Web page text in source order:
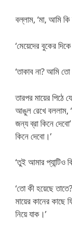
বল্লাম, ‘মা, আমি কি
‘মেয়েদের বুকের
‘তাকাব না? আমি
তারপর মায়ের
আঙুল রেখে বললাম,
জন্য ব্রা কিনে
কিনে দেবো।’
‘তুই আমার প্যান্টিও
‘তো কী হয়েছে
মায়ের কানের
নিয়ে যাক।’